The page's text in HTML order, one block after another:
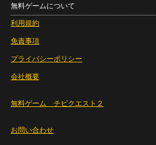
無料ゲームについて
利用規約
免責事項
プライバシーポリシー
会社概要
無料ゲーム チビクエスト２
お問い合わせ